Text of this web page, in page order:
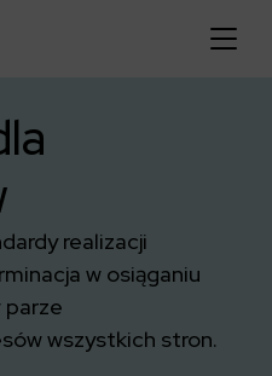
realizacji
w osiąganiu
parze
wszystkich stron.